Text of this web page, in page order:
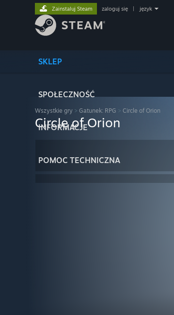
SKLEP
SPOŁECZNOŚĆ
INFORMACJE
POMOC TECHNICZNA
Zainstaluj Steam zaloguj się język
Wszystkie gry > Gatunek: RPG > Circle of Orion
Circle of Orion